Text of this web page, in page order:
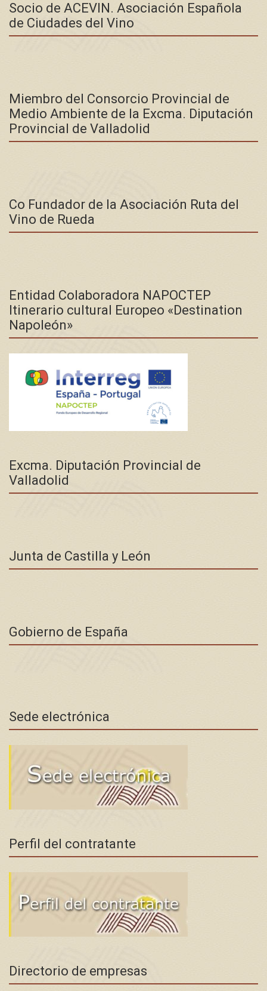
Socio de ACEVIN. Asociación Española
de Ciudades del Vino
Miembro del Consorcio Provincial de
Medio Ambiente de la Excma. Diputación
Provincial de Valladolid
Co Fundador de la Asociación Ruta del
Vino de Rueda
Entidad Colaboradora NAPOCTEP
Itinerario cultural Europeo «Destination
Napoleón»
Excma. Diputación Provincial de
Valladolid
Junta de Castilla y León
Gobierno de España
Sede electrónica
Perfil del contratante
Directorio de empresas